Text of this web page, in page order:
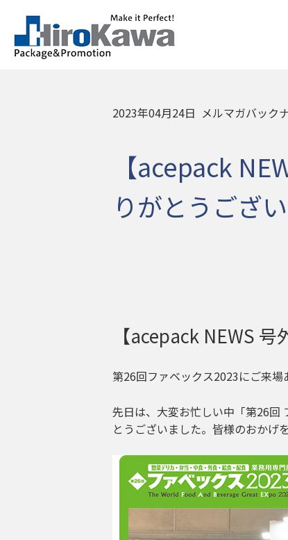
2023年04月24日 メルマガバック
【acepack
りがとうござ
【acepack NEWS 号
第26回ファベックス2023にご来
先日は、大変お忙しい中「第26回
とうございました。皆様のおかげ